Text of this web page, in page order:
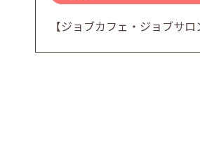
【ジョブカフェ・ジョブサ